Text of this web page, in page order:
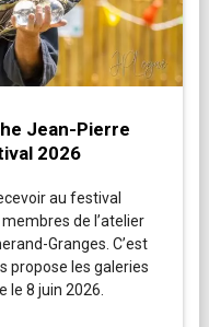
Jean-Pierre
2026
au festival
membres de l’atelier
Granges. C’est
propose les galeries
le 8 juin 2026.